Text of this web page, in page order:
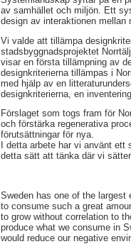
av samhället och miljön. Ett
design av interaktionen
Vi valde att tillämpa
stadsbyggnadsprojektet
visar en första tillämpning av
designkriterierna tillämpas i
med hjälp av en
designkriterierna, en
Förslaget som togs fram för
och förstärka regenerativa
förutsättningar för nya.
I detta arbete har vi använt
detta sätt att tänka där vi
Sweden has one of the largest
to consume such a great
to grow without correlation to
produce what we consume in
would reduce our negative